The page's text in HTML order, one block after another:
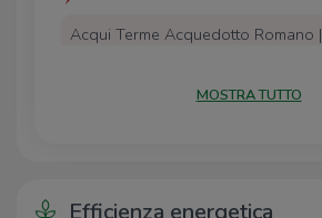
Acqui Terme Acquedotto Romano |
Acqui Terme Matteotti | Enel X
Scuole
MOSTRA TUTTO
Efficienza energetica